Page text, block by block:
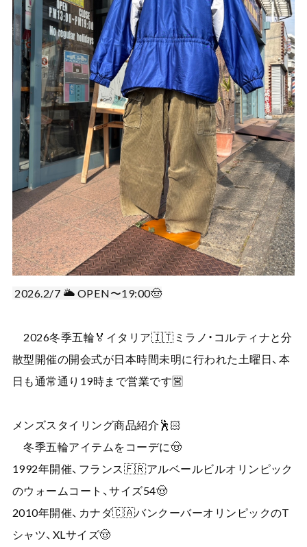
2026.2/7 🌥️ OPEN〜19:00🤠
2026冬季五輪🏅イタリア🇮🇹ミラノ・コルティナと分
散型開催の開会式が日本時間未明に行われた土曜日、本
日も通常通り19時まで営業です🈺
メンズスタイリング商品紹介🕺🏻
冬季五輪アイテムをコーデに🤠
1992年開催、フランス🇫🇷アルベールビルオリンピック
のウォームコート、サイズ54🤠
2010年開催、カナダ🇨🇦バンクーバーオリンピックのT
シャツ、XLサイズ🤠